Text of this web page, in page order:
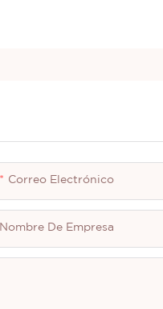
Correo Electrónico
Nombre De Empresa